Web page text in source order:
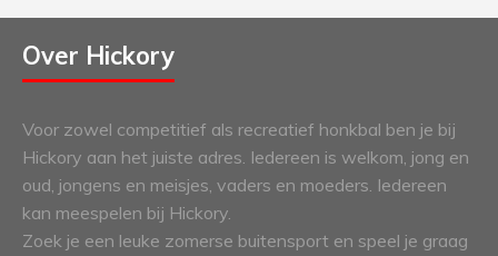
Over Hickory
Voor zowel competitief als recreatief honkbal ben je bij
Hickory aan het juiste adres. Iedereen is welkom, jong en
oud, jongens en meisjes, vaders en moeders. Iedereen
kan meespelen bij Hickory.
Zoek je een leuke zomerse buitensport en speel je graag